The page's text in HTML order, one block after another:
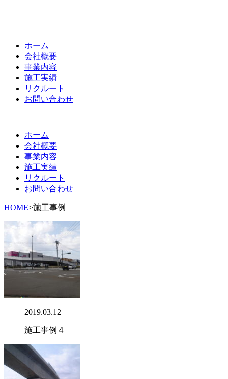
ホーム
会社概要
事業内容
施工実績
リクルート
お問い合わせ
ホーム
会社概要
事業内容
施工実績
リクルート
お問い合わせ
HOME>施工事例
2019.03.12
施工事例４